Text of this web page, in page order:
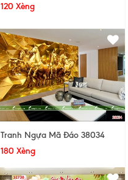
120 Xèng
Tranh Ngựa Mã Đáo 38034
180 Xèng